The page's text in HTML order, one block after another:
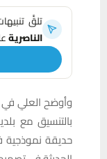
تلقَّ
الناصرية
وأوضح العلي في
بالتنسيق مع
حديقة نموذجية